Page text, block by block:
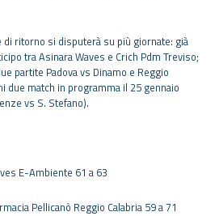
di ritorno si disputerà su più giornate: già
tra Asinara Waves e Crich Pdm Treviso;
partite Padova vs Dinamo e Reggio
due match in programma il 25 gennaio
vs S. Stefano).
E-Ambiente 61 a 63
Pellicanò Reggio Calabria 59 a 71